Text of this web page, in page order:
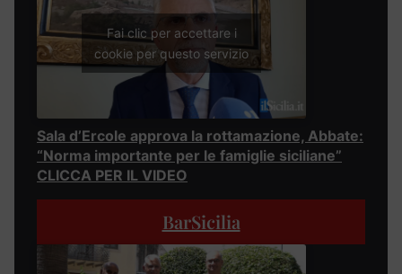
Fai clic per accettare i
cookie per questo servizio
Sala d’Ercole approva la rottamazione, Abbate:
“Norma importante per le famiglie siciliane”
CLICCA PER IL VIDEO
BarSicilia